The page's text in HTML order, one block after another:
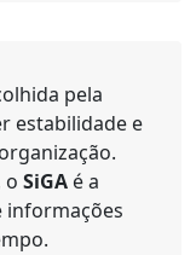
pela
estabilidade e
o SiGA é a
informações